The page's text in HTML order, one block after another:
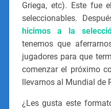
Griega, etc). Este fue
seleccionables.
hicimos a la
tenemos que
jugadores para que
comenzar el próximo
llevarnos al Mundial de
¿Les gusta este